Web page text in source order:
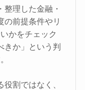
理した金融・
の前提条件やリ
かをチェック
きか」という判
割ではなく、